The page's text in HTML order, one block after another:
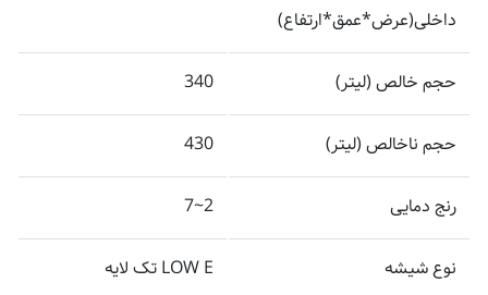
داخلی(عرض*عمق*ارتفاع)
حجم خالص (لیتر) 340
حجم ناخالص (لیتر) 430
رنج دمایی 2~7
نوع شیشه LOW E تک لایه